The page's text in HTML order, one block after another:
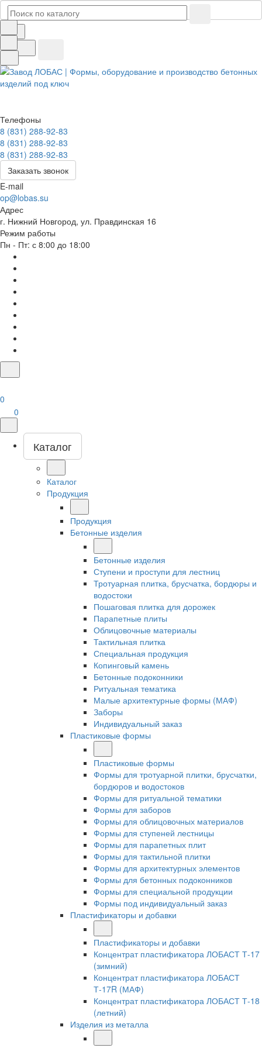
Телефоны
8 (831) 288-92-83
8 (831) 288-92-83
8 (831) 288-92-83
Заказать звонок
E-mail
op@lobas.su
Адрес
г. Нижний Новгород, ул. Правдинская 16
Режим работы
Пн - Пт: с 8:00 до 18:00
0
0
Каталог
Каталог
Продукция
Продукция
Бетонные изделия
Бетонные изделия
Ступени и проступи для лестниц
Тротуарная плитка, брусчатка, бордюры и
водостоки
Пошаговая плитка для дорожек
Парапетные плиты
Облицовочные материалы
Тактильная плитка
Специальная продукция
Копинговый камень
Бетонные подоконники
Ритуальная тематика
Малые архитектурные формы (МАФ)
Заборы
Индивидуальный заказ
Пластиковые формы
Пластиковые формы
Формы для тротуарной плитки, брусчатки,
бордюров и водостоков
Формы для ритуальной тематики
Формы для заборов
Формы для облицовочных материалов
Формы для ступеней лестницы
Формы для парапетных плит
Формы для тактильной плитки
Формы для архитектурных элементов
Формы для бетонных подоконников
Формы для специальной продукции
Формы под индивидуальный заказ
Пластификаторы и добавки
Пластификаторы и добавки
Концентрат пластификатора ЛОБАСТ Т-17
(зимний)
Концентрат пластификатора ЛОБАСТ
Т-17R (МАФ)
Концентрат пластификатора ЛОБАСТ Т-18
(летний)
Изделия из металла